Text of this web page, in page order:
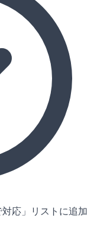
応」リストに追加